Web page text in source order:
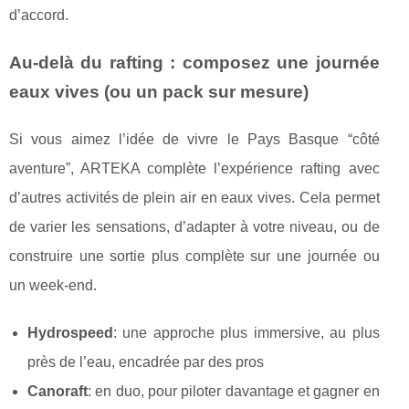
d’accord.
Au-delà du rafting : composez une journée
eaux vives (ou un pack sur mesure)
Si vous aimez l’idée de vivre le Pays Basque “côté
aventure”, ARTEKA complète l’expérience rafting avec
d’autres activités de plein air en eaux vives. Cela permet
de varier les sensations, d’adapter à votre niveau, ou de
construire une sortie plus complète sur une journée ou
un week-end.
Hydrospeed : une approche plus immersive, au plus
près de l’eau, encadrée par des pros
Canoraft: en duo, pour piloter davantage et gagner en